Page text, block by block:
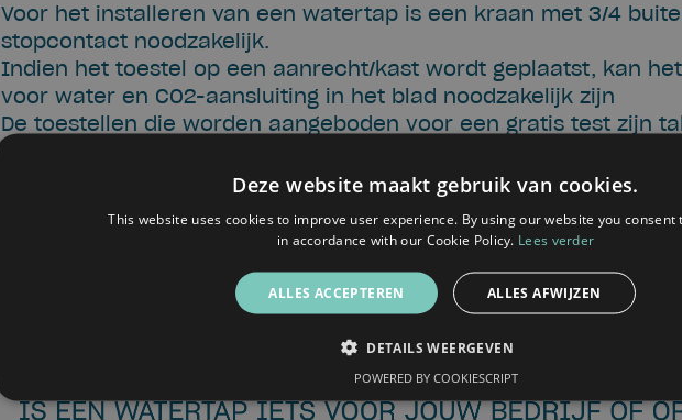
Voor het installeren van een watertap is een kraan met 3/4
stopcontact noodzakelijk.
Indien het toestel op een aanrecht/kast wordt geplaatst, kan
voor water en CO2-aansluiting in het blad noodzakelijk zijn
De toestellen die worden aangeboden voor een gratis test zijn
We bieden 4 types aan als gratis test-toestel. Indien je
gratis test kan worden geplaatst.
beslist om deze niet te kopen of huren, komen we de watertap
Deze website maakt gebruik van cookies.
This website uses cookies to improve user experience. By using our website you consent
in accordance with our Cookie Policy. Lees verder
ALLES ACCEPTEREN ALLES AFWIJZEN
DETAILS WEERGEVEN
POWERED BY COOKIESCRIPT